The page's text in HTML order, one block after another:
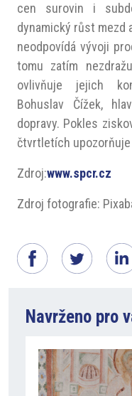
cen surovin i
dynamický růst mezd
neodpovídá vývoji
tomu zatím
ovlivňuje jejich
Bohuslav Čížek,
dopravy. Pokles
čtvrtletích
Zdroj:www.spcr.cz
Zdroj fotografie:
Navrženo pro